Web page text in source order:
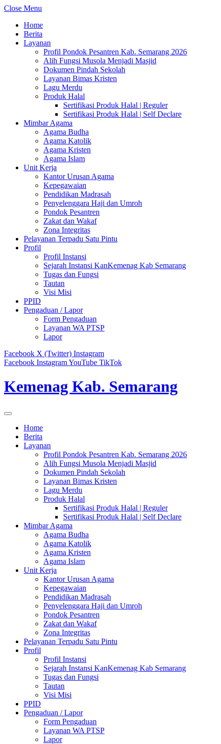
Close Menu
Home
Berita
Layanan
Profil Pondok Pesantren Kab. Semarang 2026
Alih Fungsi Musola Menjadi Masjid
Dokumen Pindah Sekolah
Layanan Bimas Kristen
Lagu Merdu
Produk Halal
Sertifikasi Produk Halal | Reguler
Sertifikasi Produk Halal | Self Declare
Mimbar Agama
Agama Budha
Agama Katolik
Agama Kristen
Agama Islam
Unit Kerja
Kantor Urusan Agama
Kepegawaian
Pendidikan Madrasah
Penyelenggara Haji dan Umroh
Pondok Pesantren
Zakat dan Wakaf
Zona Integritas
Pelayanan Terpadu Satu Pintu
Profil
Profil Instansi
Sejarah Instansi KanKemenag Kab Semarang
Tugas dan Fungsi
Tautan
Visi Misi
PPID
Pengaduan / Lapor
Form Pengaduan
Layanan WA PTSP
Lapor
Facebook X (Twitter) Instagram
Facebook InstagramYouTube TikTok
Kemenag Kab. Semarang
Home
Berita
Layanan
Profil Pondok Pesantren Kab. Semarang 2026
Alih Fungsi Musola Menjadi Masjid
Dokumen Pindah Sekolah
Layanan Bimas Kristen
Lagu Merdu
Produk Halal
Sertifikasi Produk Halal | Reguler
Sertifikasi Produk Halal | Self Declare
Mimbar Agama
Agama Budha
Agama Katolik
Agama Kristen
Agama Islam
Unit Kerja
Kantor Urusan Agama
Kepegawaian
Pendidikan Madrasah
Penyelenggara Haji dan Umroh
Pondok Pesantren
Zakat dan Wakaf
Zona Integritas
Pelayanan Terpadu Satu Pintu
Profil
Profil Instansi
Sejarah Instansi KanKemenag Kab Semarang
Tugas dan Fungsi
Tautan
Visi Misi
PPID
Pengaduan / Lapor
Form Pengaduan
Layanan WA PTSP
Lapor